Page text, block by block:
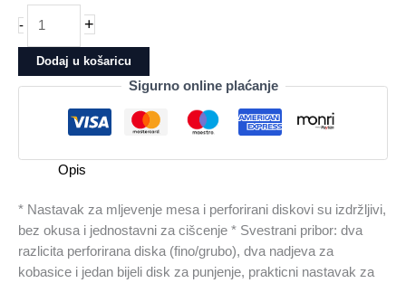
-
za
mljevenje
mesa
10005591000
količina
+
Dodaj u košaricu
Sigurno online plaćanje
Opis
* Nastavak za mljevenje mesa i perforirani diskovi su izdržljivi,
bez okusa i jednostavni za cišcenje * Svestrani pribor: dva
razlicita perforirana diska (fino/grubo), dva nadjeva za
kobasice i jedan bijeli disk za punjenje, prakticni nastavak za